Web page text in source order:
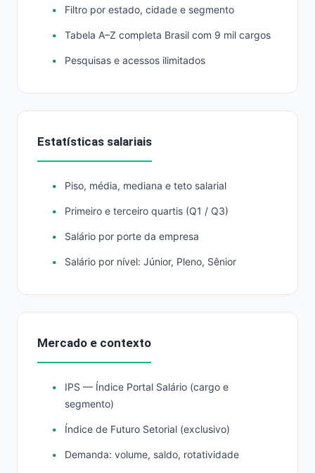
Filtro por estado, cidade e segmento
Tabela A–Z completa Brasil com 9 mil cargos
Pesquisas e acessos ilimitados
Estatísticas salariais
Piso, média, mediana e teto salarial
Primeiro e terceiro quartis (Q1 / Q3)
Salário por porte da empresa
Salário por nível: Júnior, Pleno, Sênior
Mercado e contexto
IPS — Índice Portal Salário (cargo e
segmento)
Índice de Futuro Setorial (exclusivo)
Demanda: volume, saldo, rotatividade